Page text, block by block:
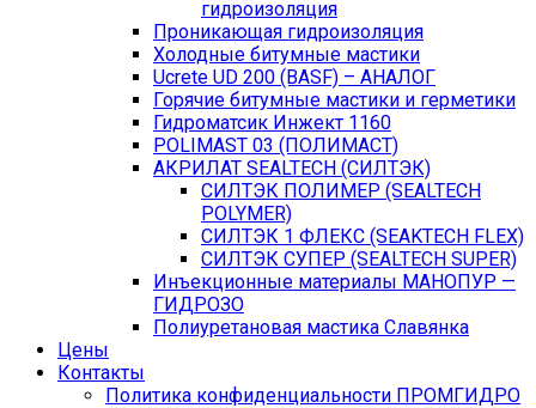
гидроизоляция
Проникающая гидроизоляция
Холодные битумные мастики
Ucrete UD 200 (BASF) – АНАЛОГ
Горячие битумные мастики и герметики
Гидроматсик Инжект 1160
POLIMAST 03 (ПОЛИМАСТ)
АКРИЛАТ SEALTECH (СИЛТЭК)
СИЛТЭК ПОЛИМЕР (SEALTECH
POLYMER)
СИЛТЭК 1 ФЛЕКС (SEAKTECH FLEX)
СИЛТЭК СУПЕР (SEALTECH SUPER)
Инъекционные материалы МАНОПУР —
ГИДРОЗО
Полиуретановая мастика Славянка
Цены
Контакты
Политика конфиденциальности ПРОМГИДРО